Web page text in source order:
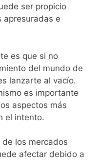
ser propicio
apresuradas e
es que si no
del mundo de
lanzarte al vacío.
es importante
aspectos más
el intento.
los mercados
afectar debido a